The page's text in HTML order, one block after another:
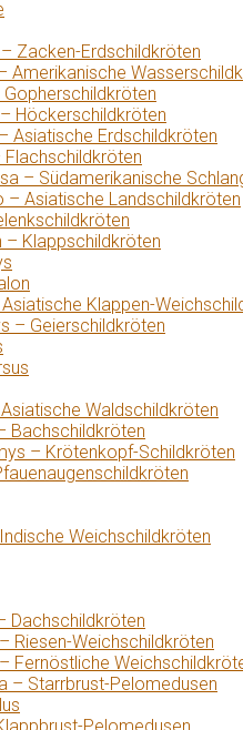
Zacken-Erdschildkröten
Amerikanische
Höckerschildkröten
Asiatische Erdschildkröten
– Südamerikanische
– Asiatische Landschildkröten
– Klappschildkröten
Klappen-
– Geierschildkröten
Waldschildkröten
Bachschildkröten
– Krötenkopf-Schildkröten
Weichschildkröten
Dachschildkröten
Riesen-Weichschildkröten
Fernöstliche
– Starrbrust-Pelomedusen